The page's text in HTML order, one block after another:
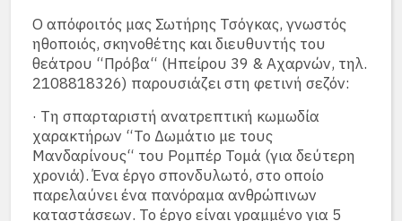
Ο απόφοιτός μας Σωτήρης Τσόγκας, γνωστός
ηθοποιός, σκηνοθέτης και διευθυντής του
θεάτρου “Πρόβα“ (Ηπείρου 39 & Αχαρνών, τηλ.
2108818326) παρουσιάζει στη φετινή σεζόν:
· Τη σπαρταριστή ανατρεπτική κωμωδία
χαρακτήρων “Το Δωμάτιο με τους
Μανδαρίνους“ του Ρομπέρ Τομά (για δεύτερη
χρονιά). Ένα έργο σπονδυλωτό, στο οποίο
παρελαύνει ένα πανόραμα ανθρώπινων
καταστάσεων. Το έργο είναι γραμμένο για 5